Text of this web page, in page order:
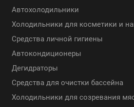
Автохолодильники
Холодильники для косметики и
Cредства личной гигиены
Автокондиционеры
Дегидраторы
Средства для очистки бассейна
Холодильники для созревания